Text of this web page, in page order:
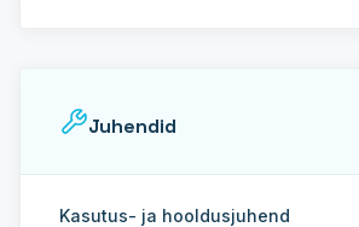
Juhendid
Kasutus- ja hooldusjuhend